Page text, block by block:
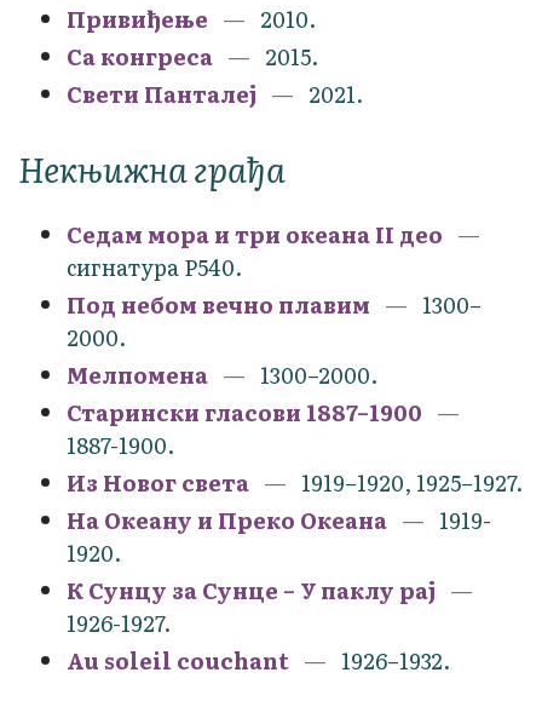
Привиђење
2010.
Са конгреса
2015.
Свети Панталеј
2021.
Некњижна грађа
Седам мора и три океана II део
сигнатура Р540.
Под небом вечно плавим
1300–
2000.
Мелпомена
1300–2000.
Старински гласови 1887–1900
1887-1900.
Из Новог света
1919–1920, 1925–1927.
На Океану и Преко Океана
1919-
1920.
К Сунцу за Сунце – У паклу рај
1926-1927.
Au soleil couchant
1926–1932.